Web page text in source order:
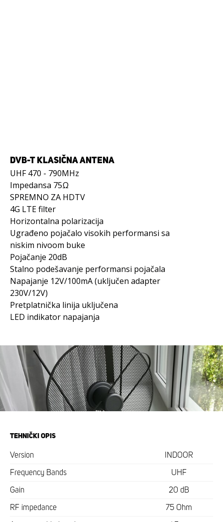
DVB-T KLASIČNA ANTENA
UHF 470 - 790MHz
Impedansa 75Ω
SPREMNO ZA HDTV
4G LTE filter
Horizontalna polarizacija
Ugrađeno pojačalo visokih performansi sa
niskim nivoom buke
Pojačanje 20dB
Stalno podešavanje performansi pojačala
Napajanje 12V/100mA (uključen adapter
230V/12V)
Pretplatnička linija uključena
LED indikator napajanja
TEHNIČKI OPIS
Version INDOOR
Frequency Bands UHF
Gain 20 dB
RF impedance 75 Ohm